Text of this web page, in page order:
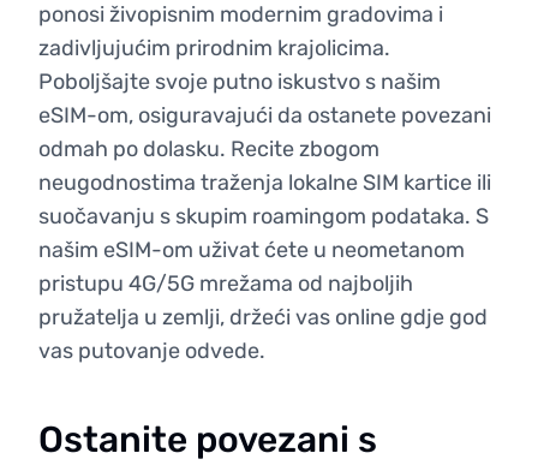
ponosi živopisnim modernim gradovima i
zadivljujućim prirodnim krajolicima.
Poboljšajte svoje putno iskustvo s našim
eSIM-om, osiguravajući da ostanete povezani
odmah po dolasku. Recite zbogom
neugodnostima traženja lokalne SIM kartice ili
suočavanju s skupim roamingom podataka. S
našim eSIM-om uživat ćete u neometanom
pristupu 4G/5G mrežama od najboljih
pružatelja u zemlji, držeći vas online gdje god
vas putovanje odvede.
Ostanite povezani s